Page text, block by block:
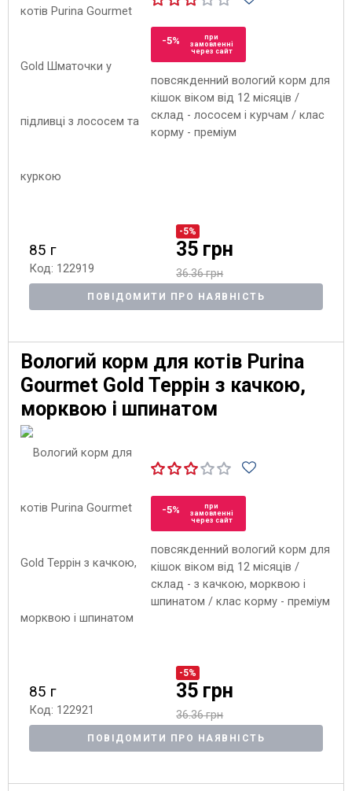
-5%
при
замовленні
через сайт
повсякденний вологий корм для
кішок віком від 12 місяців /
склад - лососем і курчам / клас
корму - преміум
85 г
Код: 122919
-5%
35 грн
36.36 грн
ПОВІДОМИТИ ПРО НАЯВНІСТЬ
Вологий корм для котів Purina
Gourmet Gold Террін з качкою,
морквою і шпинатом
-5%
при
замовленні
через сайт
повсякденний вологий корм для
кішок віком від 12 місяців /
склад - з качкою, морквою і
шпинатом / клас корму - преміум
85 г
Код: 122921
-5%
35 грн
36.36 грн
ПОВІДОМИТИ ПРО НАЯВНІСТЬ